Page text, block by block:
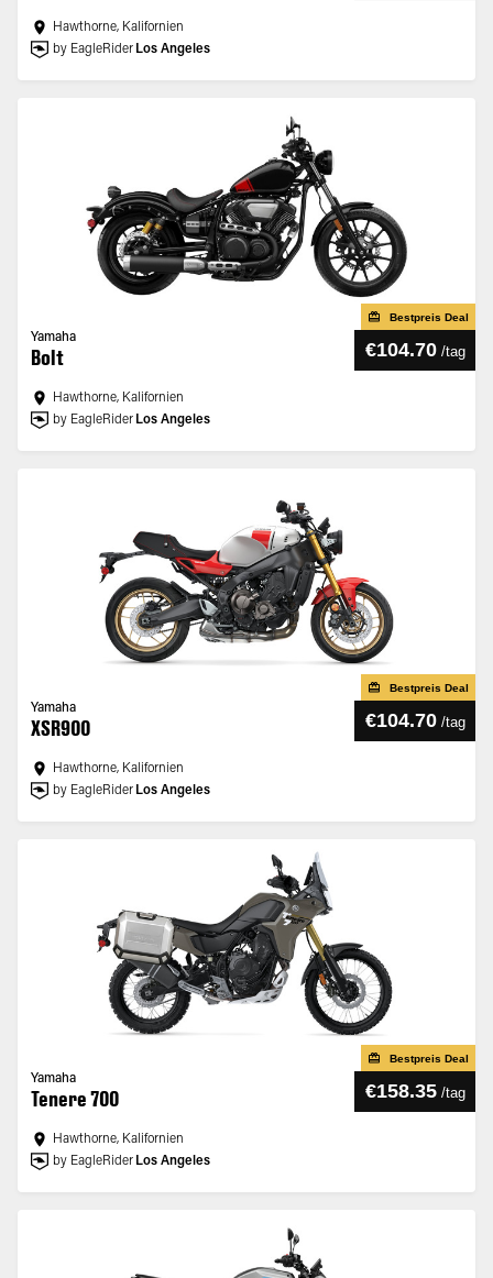
Hawthorne, Kalifornien
by EagleRider Los Angeles
Bestpreis Deal
Yamaha
Bolt €104.70 /tag
Hawthorne, Kalifornien
by EagleRider Los Angeles
Bestpreis Deal
Yamaha
XSR900 €104.70 /tag
Hawthorne, Kalifornien
by EagleRider Los Angeles
Bestpreis Deal
Yamaha
Tenere 700 €158.35 /tag
Hawthorne, Kalifornien
by EagleRider Los Angeles